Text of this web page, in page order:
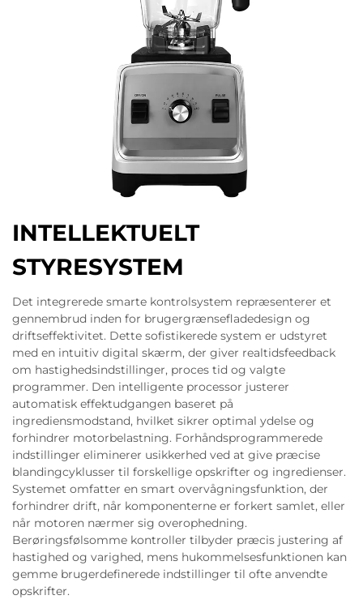
INTELLEKTUELT
STYRESYSTEM
Det integrerede smarte kontrolsystem repræsenterer et
gennembrud inden for brugergrænsefladedesign og
driftseffektivitet. Dette sofistikerede system er udstyret
med en intuitiv digital skærm, der giver realtidsfeedback
om hastighedsindstillinger, proces tid og valgte
programmer. Den intelligente processor justerer
automatisk effektudgangen baseret på
ingrediensmodstand, hvilket sikrer optimal ydelse og
forhindrer motorbelastning. Forhåndsprogrammerede
indstillinger eliminerer usikkerhed ved at give præcise
blandingcyklusser til forskellige opskrifter og ingredienser.
Systemet omfatter en smart overvågningsfunktion, der
forhindrer drift, når komponenterne er forkert samlet, eller
når motoren nærmer sig overophedning.
Berøringsfølsomme kontroller tilbyder præcis justering af
hastighed og varighed, mens hukommelsesfunktionen kan
gemme brugerdefinerede indstillinger til ofte anvendte
opskrifter.